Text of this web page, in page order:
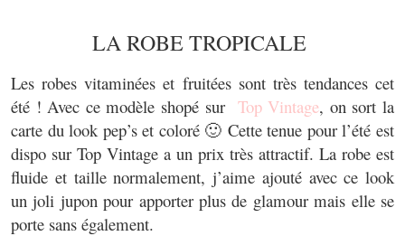
LA ROBE TROPICALE
Les robes vitaminées et fruitées sont très tendances cet
été ! Avec ce modèle shopé sur Top Vintage, on sort la
carte du look pep’s et coloré 🙂 Cette tenue pour l’été est
dispo sur Top Vintage a un prix très attractif. La robe est
fluide et taille normalement, j’aime ajouté avec ce look
un joli jupon pour apporter plus de glamour mais elle se
porte sans également.